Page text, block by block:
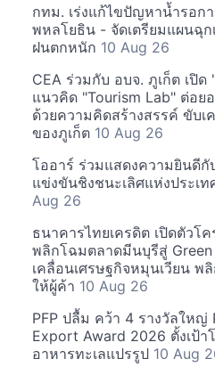
กทม. เร่งแก้ไขปัญหาน้ำรอก
พหลโยธิน - จัดเตรียมแผนฉุ
ฝนตกหนัก 10 Aug 26
CEA ร่วมกับ อบจ. ภูเก็ต เปิ
แนวคิด "Tourism Lab" ต่อย
ด้วยความคิดสร้างสรรค์ ขับเ
ของภูเก็ต 10 Aug 26
โออาร์ ร่วมแสดงความยินดี
แข่งขันชิงชนะเลิศแห่งประเ
Aug 26
ธนาคารไทยเครดิต เปิดตัวโ
พลิกโฉมตลาดมีนบุรีสู่
เคลื่อนเศรษฐกิจหมุนเวียน พ
ให้ผู้ค้า 10 Aug 26
PFP ปลื้ม คว้า 4 รางวัลใหญ่
Export Award 2026 ตั้งเป้า
อาหารทะเลแปรรูป 10 Aug